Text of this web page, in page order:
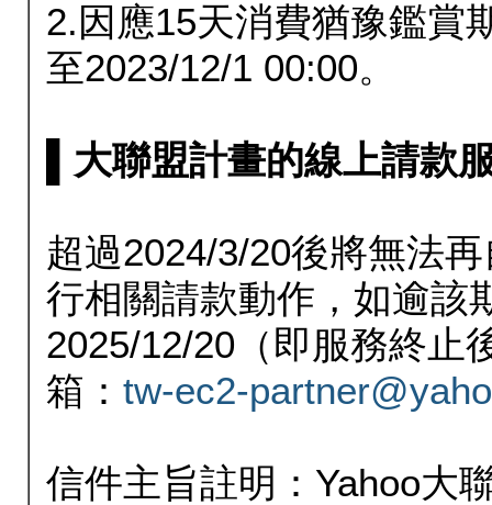
2.因應15天消費猶豫鑑賞
至2023/12/1 00:00。
▌大聯盟計畫的線上請款
超過2024/3/20後將無法
行相關請款動作，如逾該
2025/12/20（即服務終止
箱： tw-ec2-
信件主旨註明：Yahoo大